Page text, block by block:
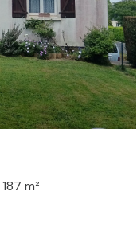
187 m²